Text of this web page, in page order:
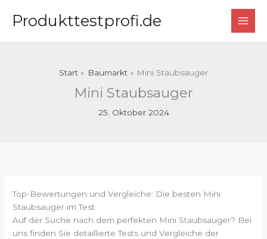
InhaltProdukttestprofi.de
Start Baumarkt Mini Staubsauger
Mini Staubsauger
25. Oktober 2024
Top-Bewertungen und Vergleiche: Die besten Mini
Staubsauger im Test
Auf der Suche nach dem perfekten Mini Staubsauger? Bei
uns finden Sie detaillierte Tests und Vergleiche der